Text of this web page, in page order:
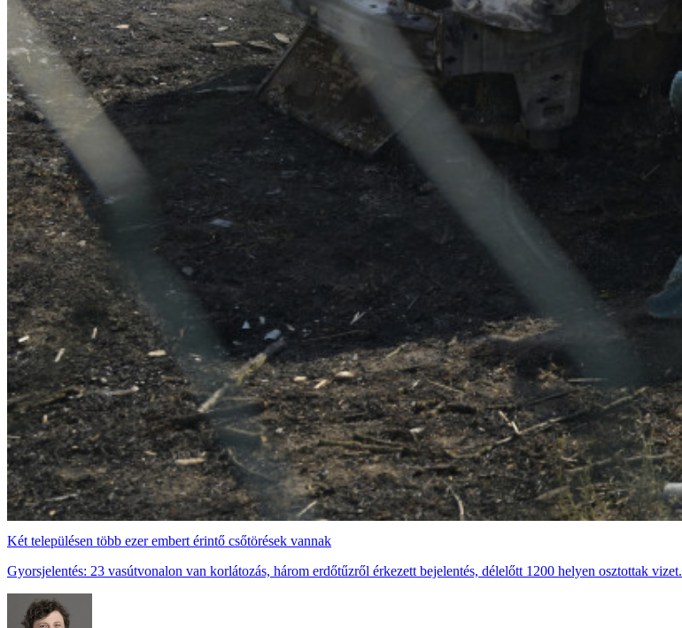
Két településen több ezer embert érintő csőtörések vannak
Gyorsjelentés: 23 vasútvonalon van korlátozás, három erdőtűzről érkezett bejelentés, délelőtt 1200 helyen osztottak vizet.